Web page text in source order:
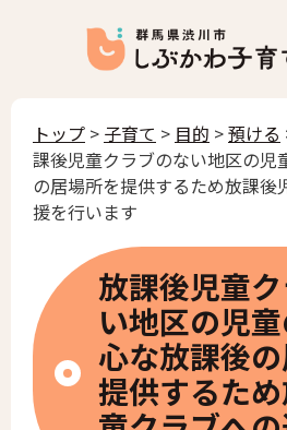
トップ > 子育て > 目的 >預ける
課後児童クラブのない地区の児
の居場所を提供するため放課後
援を行います
放課後児童
い地区の児
心な放課後
提供するた